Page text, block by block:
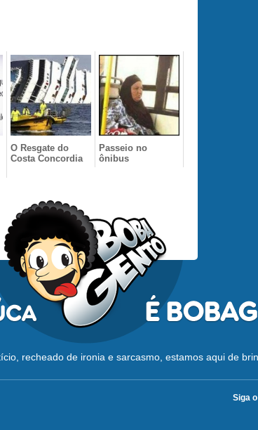
O Resgate do
Costa Concordia
Passeio no
ônibus
recheado de ironia e sarcasmo, estamos aqui de
Siga